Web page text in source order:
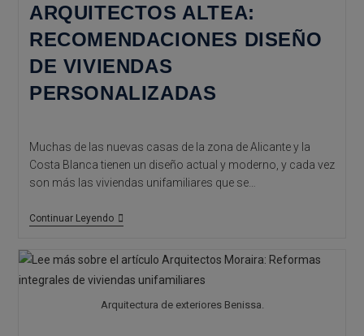
ARQUITECTOS ALTEA:
RECOMENDACIONES DISEÑO
DE VIVIENDAS
PERSONALIZADAS
Muchas de las nuevas casas de la zona de Alicante y la
Costa Blanca tienen un diseño actual y moderno, y cada vez
son más las viviendas unifamiliares que se…
Continuar LeyendoArquitectos
Diseño
Viviendas
Arquitectura de exteriores Benissa.